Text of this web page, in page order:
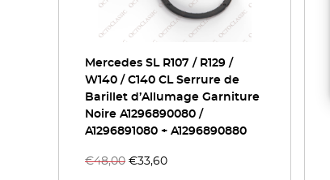
Mercedes SL R107 / R129 /
W140 / C140 CL Serrure de
Barillet d’Allumage Garniture
Noire A1296890080 /
A1296891080 + A1296890880
€48,00 €33,60